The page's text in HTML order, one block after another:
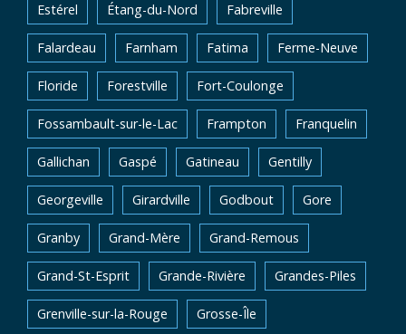
Estérel Étang-du-Nord Fabreville
Falardeau Farnham Fatima Ferme-Neuve
Floride Forestville Fort-Coulonge
Fossambault-sur-le-Lac Frampton Franquelin
Gallichan Gaspé Gatineau Gentilly
Georgeville Girardville Godbout Gore
Granby Grand-Mère Grand-Remous
Grand-St-Esprit Grande-Rivière Grandes-Piles
Grenville-sur-la-Rouge Grosse-Île